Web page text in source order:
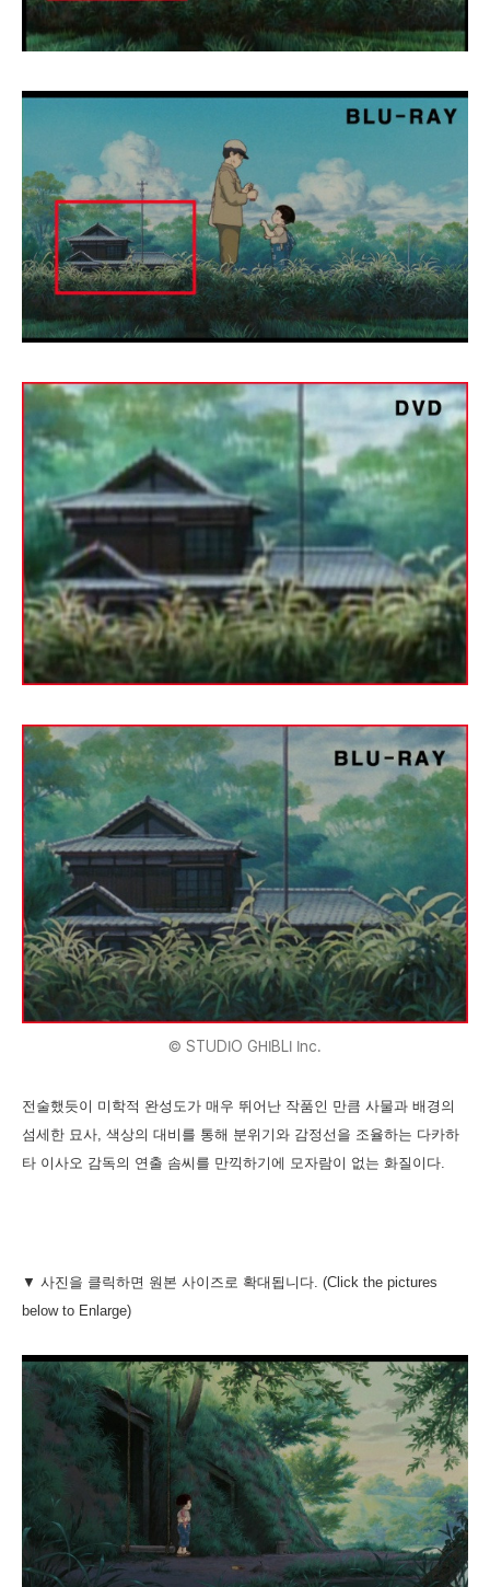
© STUDIO GHIBLI Inc.
전술했듯이 미학적 완성도가 매우 뛰어난 작품인 만큼 사물과 배경의
섬세한 묘사, 색상의 대비를 통해 분위기와 감정선을 조율하는 다카하
타 이사오 감독의 연출 솜씨를 만끽하기에 모자람이 없는 화질이다.
▼ 사진을 클릭하면 원본 사이즈로 확대됩니다. (Click the pictures
below to Enlarge)